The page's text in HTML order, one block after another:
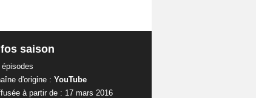
saison
épisodes
d'origine : YouTube
à partir de : 17 mars 2016